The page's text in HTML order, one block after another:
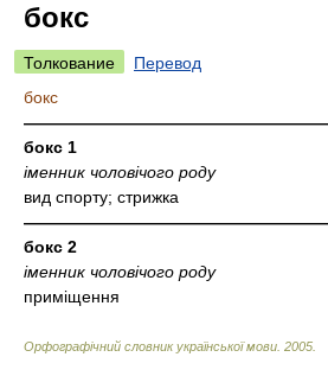
бокс
Толкование
Перевод
бокс
бокс 1
іменник чоловічого роду
вид спорту; стрижка
бокс 2
іменник чоловічого роду
приміщення
Орфографічний словник української мови 2005